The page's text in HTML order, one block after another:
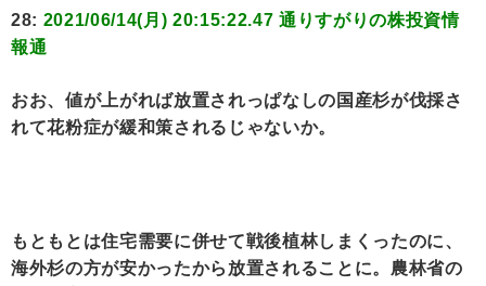
28: 2021/06/14(月) 20:15:22.47 通りすがりの株投資情
報通
おお、値が上がれば放置されっぱなしの国産杉が伐採さ
れて花粉症が緩和策されるじゃないか。
もともとは住宅需要に併せて戦後植林しまくったのに、
海外杉の方が安かったから放置されることに。農林省の